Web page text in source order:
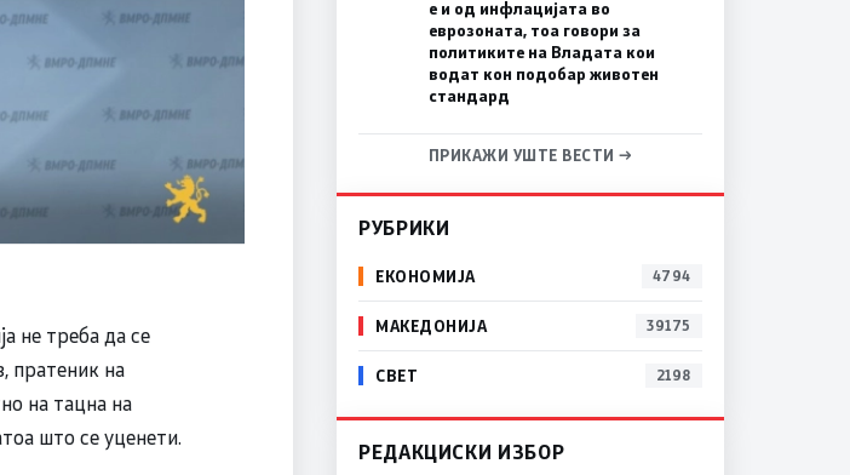
не треба да се
пратеник на
на тацна на
што се уценети.
е и од инфлацијата во
еврозоната, тоа говори за
политиките на Владата кои
водат кон подобар животен
стандард
ПРИКАЖИ УШТЕ ВЕСТИ →
РУБРИКИ
ЕКОНОМИЈА 4794
МАКЕДОНИЈА 39175
СВЕТ 2198
РЕДАКЦИСКИ ИЗБОР